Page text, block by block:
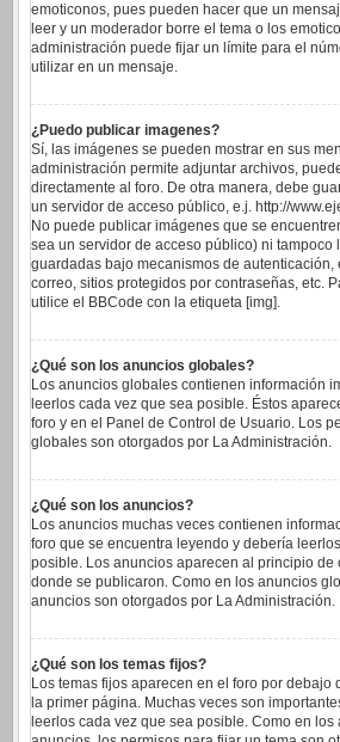
emoticonos, pues pueden hacer que un
leer y un moderador borre el tema o los
administración puede fijar un límite para el
utilizar en un mensaje.
¿Puedo publicar imagenes?
Sí, las imágenes se pueden mostrar en sus
administración permite adjuntar archivos,
directamente al foro. De otra manera, debe
un servidor de acceso público, e.j. http://
No puede publicar imágenes que se
sea un servidor de acceso público) ni tampoco
guardadas bajo mecanismos de autenticación,
correo, sitios protegidos por contraseñas, etc.
utilice el BBCode con la etiqueta [img].
¿Qué son los anuncios globales?
Los anuncios globales contienen información
leerlos cada vez que sea posible. Éstos
foro y en el Panel de Control de Usuario. Los
globales son otorgados por La Administración.
¿Qué son los anuncios?
Los anuncios muchas veces contienen
foro que se encuentra leyendo y debería
posible. Los anuncios aparecen al principio de
donde se publicaron. Como en los anuncios
anuncios son otorgados por La Administración.
¿Qué son los temas fijos?
Los temas fijos aparecen en el foro por debajo
la primer página. Muchas veces son
leerlos cada vez que sea posible. Como en